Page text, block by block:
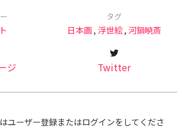
タグ
日本画, 浮世絵,河鍋暁斎
ジ Twitter
ユーザー登録またはログインをしてくださ